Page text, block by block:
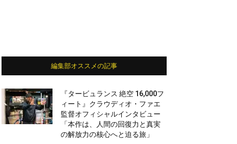
編集部オススメの記事
『タービュランス 絶空 16,000フ
ィート』クラウディオ・ファエ
監督オフィシャルインタビュー
「本作は、人間の回復力と真実
の解放力の核心へと迫る旅」